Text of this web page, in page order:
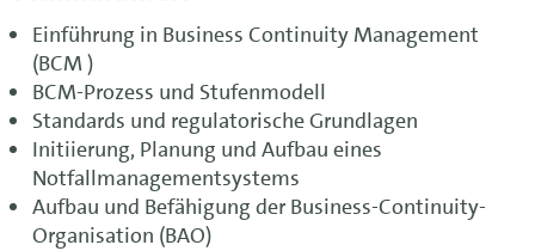
Einführung in Business Continuity Management
(BCM )
BCM-Prozess und Stufenmodell
Standards und regulatorische Grundlagen
Initiierung, Planung und Aufbau eines
Notfallmanagementsystems
Aufbau und Befähigung der Business-Continuity-
Organisation (BAO)